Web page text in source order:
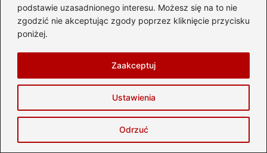
podstawie uzasadnionego interesu. Możesz się na to nie
zgodzić nie akceptując zgody poprzez kliknięcie przycisku
poniżej.
Ustawienia
Odrzuć
Zaakceptuj